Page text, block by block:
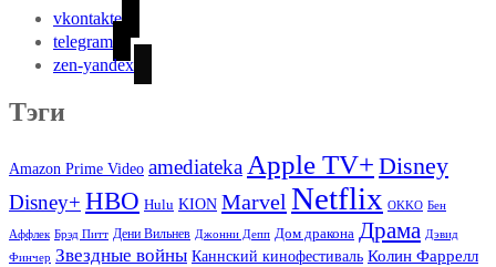
vkontakte
telegram
zen-yandex
Тэги
Amazon Prime Video amediateka Apple TV+ Disney
Disney+ HBO Hulu KION Marvel Netflix OKKO Бен
Аффлек Брэд Питт Дени Вильнев Джонни Депп Дом дракона Драма Дэвид
Финчер Звездные войны Каннский кинофестиваль Колин Фаррелл